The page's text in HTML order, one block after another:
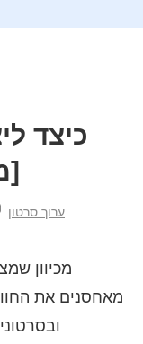
כיצד
ערוך סרטון
מכיוון
מאחסנים את